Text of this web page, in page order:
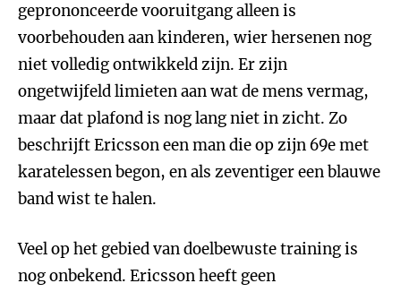
geprononceerde vooruitgang alleen is
voorbehouden aan kinderen, wier hersenen nog
niet volledig ontwikkeld zijn. Er zijn
ongetwijfeld limieten aan wat de mens vermag,
maar dat plafond is nog lang niet in zicht. Zo
beschrijft Ericsson een man die op zijn 69e met
karatelessen begon, en als zeventiger een blauwe
band wist te halen.
Veel op het gebied van doelbewuste training is
nog onbekend. Ericsson heeft geen